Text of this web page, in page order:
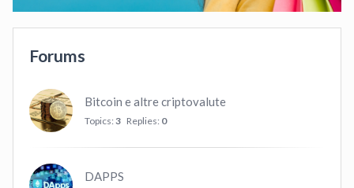
Forums
Bitcoin e altre criptovalute
Topics: 3 Replies: 0
DAPPS